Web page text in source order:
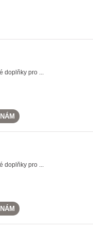
doplňky pro ...
doplňky pro ...